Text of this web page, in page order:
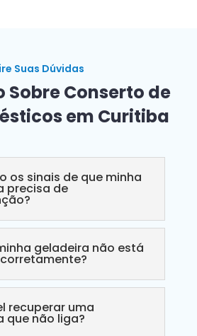
Suas Dúvidas
Sobre Conserto de
em Curitiba
os sinais de que minha
precisa de
geladeira não está
recuperar uma
que não liga?